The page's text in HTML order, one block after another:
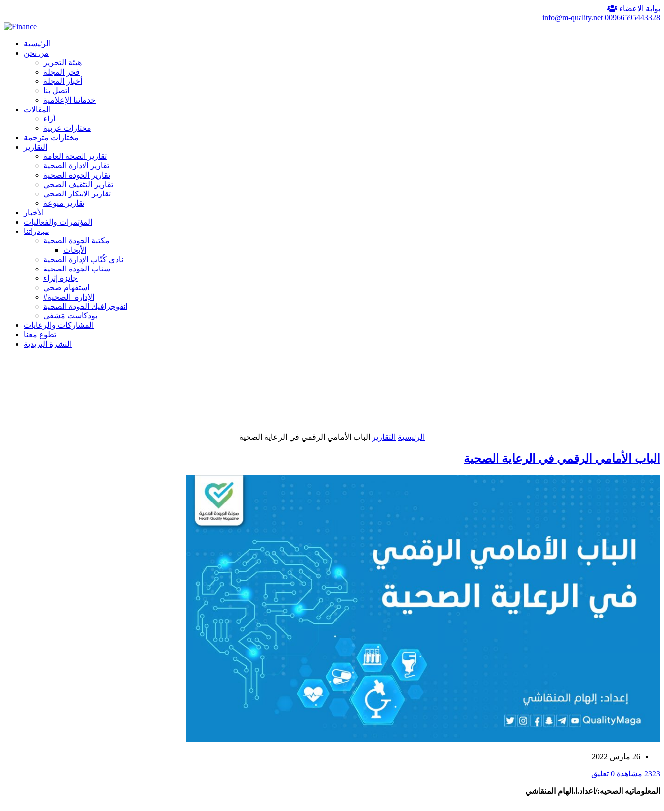
بوابة الاعضاء
00966595443328
info@m-quality.net
الرئيسية
من نحن
هيئة التحرير
فخر المجلة
أخبار المجلة
اتصل بنا
خدماتنا الإعلامية
المقالات
أراء
مختارات عربية
مختارات مترجمة
التقارير
تقارير الصحة العامة
تقارير الادارة الصحية
تقارير الجودة الصحية
تقارير التثقيف الصحي
تقارير الابتكار الصحي
تقارير منوعة
الأخبار
المؤتمرات والفعاليات
مبادراتنا
مكتبة الجودة الصحية
الأبحاث
نادي كُتّاب الإدارة الصحية
سناب الجودة الصحية
جائزة إثراء
استفهام صحي
#الإدارة_الصحية
انفوجرافيك الجودة الصحية
بودكاست مَشفى
المشاركات والرعايات
تطوع معنا
النشرة البريدية
الرئيسية التقارير الباب الأمامي الرقمي في الرعاية الصحية
الباب الأمامي الرقمي في الرعاية الصحية
26 مارس 2022
2323 مشاهدة 0 تعليق
المعلوماتيه الصحيه:/اعداد.ا.الهام المنقاشي